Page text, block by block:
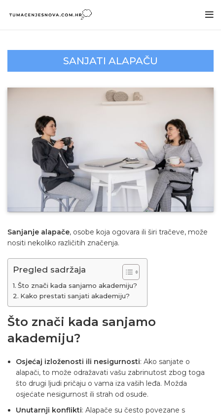
SANJATI ALAPAČU
Sanjanje alapače, osobe koja ogovara ili širi tračeve, može
nositi nekoliko različitih značenja.
Pregled sadržaja
Što znači kada sanjamo akademiju?
Kako prestati sanjati akademiju?
Što znači kada sanjamo
akademiju?
Osjećaj izloženosti ili nesigurnosti: Ako sanjate o
alapači, to može odražavati vašu zabrinutost zbog toga
što drugi ljudi pričaju o vama iza vaših leđa. Možda
osjećate nesigurnost ili strah od osude.
Unutarnji konflikti: Alapače su često povezane s